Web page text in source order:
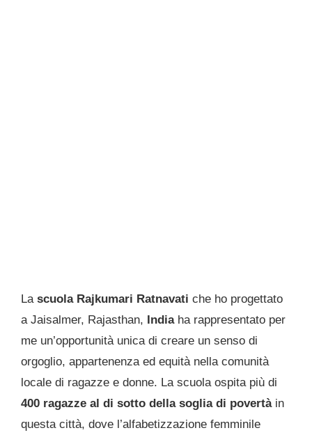
La scuola Rajkumari Ratnavati che ho progettato
a Jaisalmer, Rajasthan, Indiaha rappresentato per
me un’opportunità unica di creare un senso di
orgoglio, appartenenza ed equità nella comunità
locale di ragazze e donne. La scuola ospita più di
400 ragazze al di sotto della soglia di povertà in
questa città, dove l’alfabetizzazione femminile